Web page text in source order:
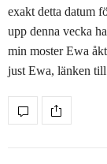
exakt detta datum
upp denna vecka
min moster Ewa
just Ewa, länken